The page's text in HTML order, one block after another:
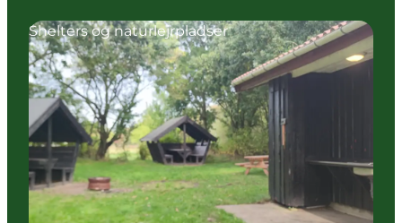
Shelters og naturlejrpladser